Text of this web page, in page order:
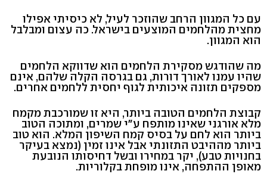
עם כל המגוון הרחב שהוזכר לעיל, לא כיסיתי אפילו
מחצית מהלחמים המוצעים בישראל. כה עצום ומבלבל
הוא המגוון.
מה שהודגש מסקירת הלחמים הוא שדווקא הלחמים
שהיו עמנו לאורך דורות, גם בגרסה הקלה שלהם, אינם
מספקים תזונה איכותית לגוף יחסית ללחמים אחרים.
קבוצת הלחמים הטובה ביותר, היא זו שמורכבת מקמח
מלא אורגני שאינו מותפח ע"י שמרים, ומתוכה הטוב
ביותר הוא לחם על בסיס קמח השיפון המלא. הוא טוב
ביותר מההיבט התזונתי אבל אינו זמין (נמצא בעיקר
בחנויות טבע), יקר במחירו ובשל דחיסותו הנובעת
מאופן ההתפחה, אינו מופחת בקלוריות.